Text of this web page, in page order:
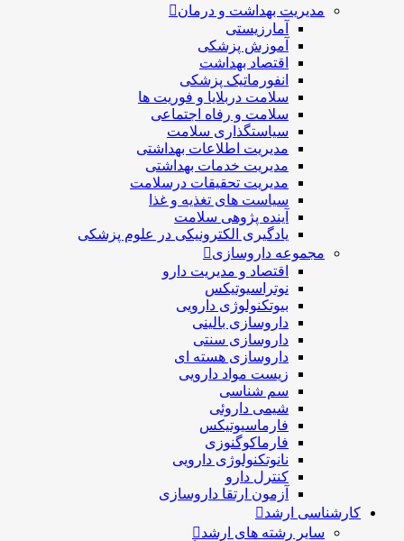
مدیریت بهداشت و درمان
آمارزیستی
آموزش پزشکی
اقتصاد بهداشت
انفورماتیک پزشکی
سلامت دربلايا و فوريت ها
سلامت و رفاه اجتماعی
سیاستگذاری سلامت
مدیریت اطلاعات بهداشتی
مدیریت خدمات بهداشتی
مدیریت تحقیقات درسلامت
سیاست های تغذیه و غذا
آینده پژوهی سلامت
یادگیری الکترونیکی در علوم پزشکی
مجموعه داروسازی
اقتصاد و مديريت دارو
نوتراسیوتیکس
بيوتكنولوژی دارویی
داروسازی بالينی
داروسازی سنتی
داروسازی هسته ای
زیست مواد دارویی
سم شناسی
شيمی داروئی
فارماسيوتيكس
فارماكوگنوزی
نانوتکنولوژی دارویی
كنترل دارو
آزمون ارتقا داروسازی
کارشناسی ارشد
سایر رشته های ارشد